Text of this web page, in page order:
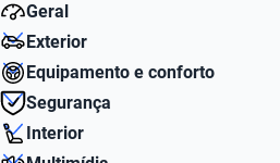
Geral
1520
Peso bruto (kg)
Potencia máxima hp
Exterior
16
Número de Aro
Equipamento e conforto
Sim
Sistema de assistência ao estacionamento
Segurança
ABS
Interior